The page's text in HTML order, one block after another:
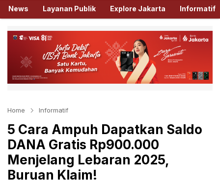
Haijakarta.id
Semua Tentang Jakarta Ada Disini!
News Layanan Publik Explore Jakarta Informatif
Home Informatif
5 Cara Ampuh Dapatkan Saldo
DANA Gratis Rp900.000
Menjelang Lebaran 2025,
Buruan Klaim!